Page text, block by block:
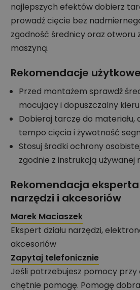
najlepszych efektów dobierz
prowadź cięcie bez
zgodność średnicy oraz otworu
maszyną.
Rekomendacje użytkowe
Przed montażem sprawdź
mocujący i dopuszczalny
Dobieraj tarczę do materiału,
tempo cięcia i żywotność
Stosuj środki ochrony
zgodnie z instrukcją używanej
Rekomendacja eksperta
narzędzi i akcesoriów
Marek Maciaszek
Ekspert działu narzędzi,
akcesoriów
Zapytaj telefonicznie
Jeśli potrzebujesz pomocy
chętnie pomogę. Pomogę